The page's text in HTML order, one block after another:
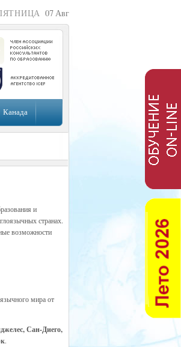
07Авг
Канада
и
странах.
возможности
мира от
Сан-Диего,
.